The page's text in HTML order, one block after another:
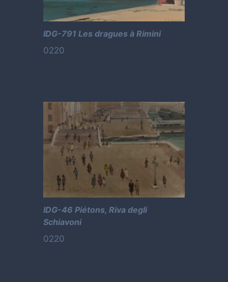
IDG-791 Les dragues à Rimini
0220
IDG-46 Piétons, Riva degli
Schiavoni
0220